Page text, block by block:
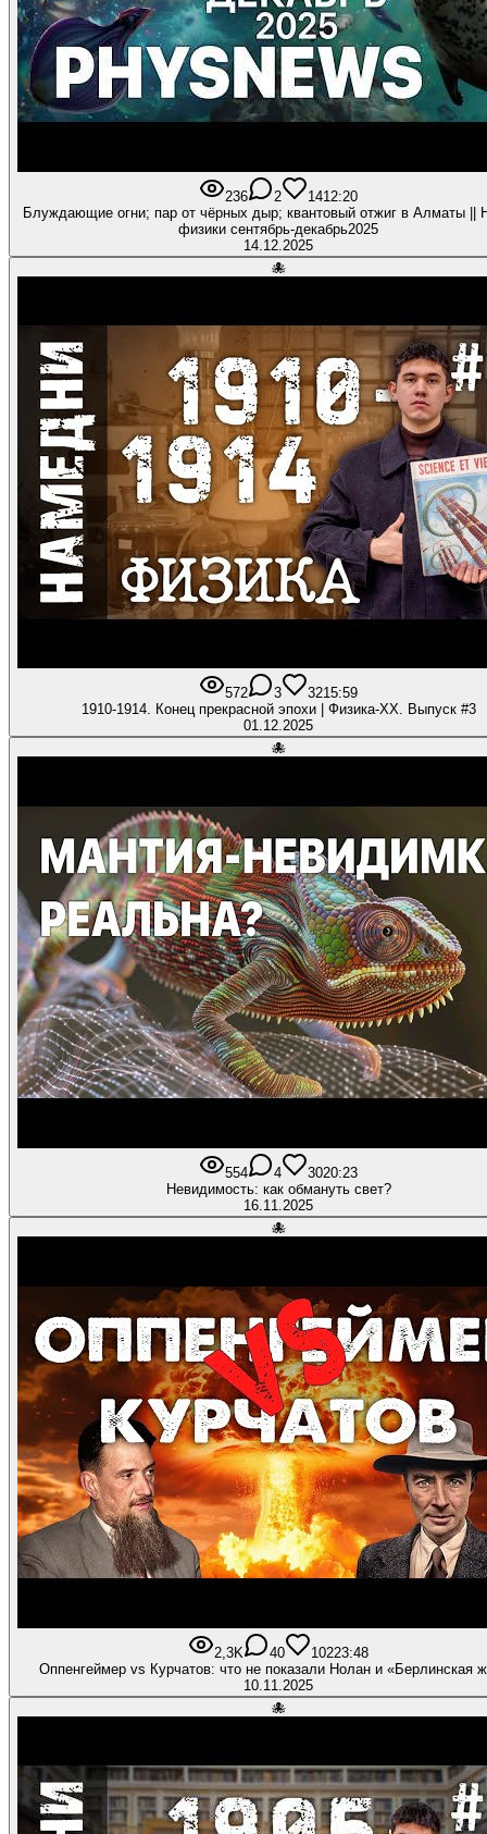
236 2 1412:20
Блуждающие огни; пар от чёрных дыр; квантовый отжиг в Алматы ||
физики сентябрь-декабрь2025
14.12.2025
🐙
572 3 3215:59
1910-1914. Конец прекрасной эпохи | Физика-XX. Выпуск #3
01.12.2025
🐙
554 4 3020:23
Невидимость: как обмануть свет?
16.11.2025
🐙
2,3K 40 10223:48
Оппенгеймер vs Курчатов: что не показали Нолан и «Берлинская
10.11.2025
🐙